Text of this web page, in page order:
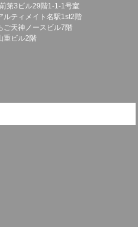
第3ビル29階1-1-1号室
ルティメイト名駅1st2階
ご天神ノースビル7階
重ビル2階